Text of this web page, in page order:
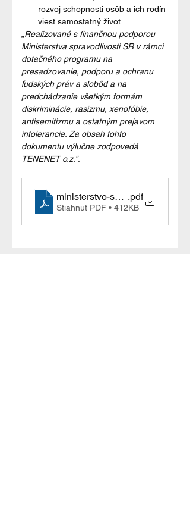
rozvoj schopnosti osôb a ich rodín
viesť samostatný život.
Realizované s finančnou podporou
Ministerstva spravodlivosti SR v rámci
dotačného programu na
presadzovanie, podporu a ochranu
ľudských práv a slobôd a na
predchádzanie všetkým formám
diskriminácie, rasizmu, xenofóbie,
antisemitizmu a ostatným prejavom
intolerancie. Za obsah tohto
dokumentu výlučne zodpovedá
TENENET o.z.”.
ministerstvo-spravodlivosti-
.pdf
Stiahnuť PDF • 412KB